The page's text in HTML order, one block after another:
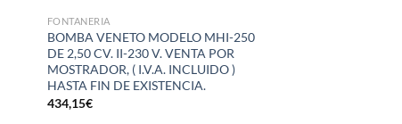
FONTANERIA
BOMBA VENETO MODELO MHI-250
DE 2,50 CV. II-230 V. VENTA POR
MOSTRADOR, ( I.V.A. INCLUIDO )
HASTA FIN DE EXISTENCIA.
434,15€